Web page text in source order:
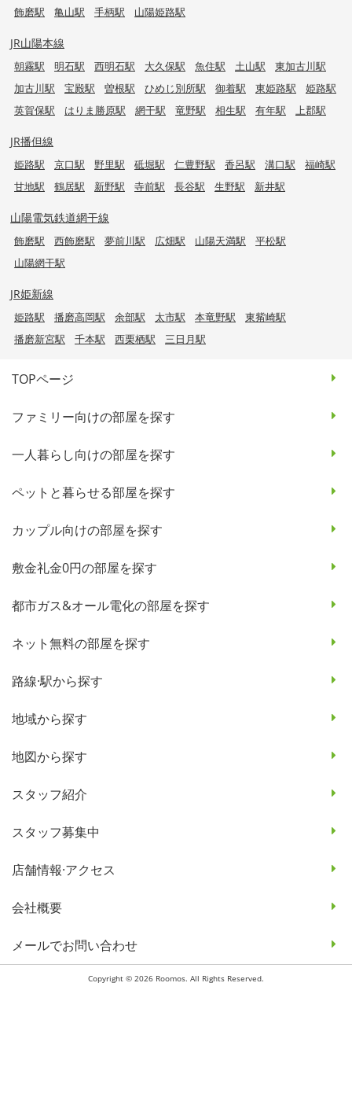
飾磨駅
亀山駅 手柄駅 山陽姫路駅
JR山陽本線
朝霧駅 明石駅 西明石駅 大久保駅 魚住駅 土山駅
東加古川駅
加古川駅
宝殿駅 曽根駅 ひめじ別所駅 御着駅 東姫路駅
姫路駅
英賀保駅
はりま勝原駅 網干駅 竜野駅 相生駅 有年駅 上郡駅
JR播但線
姫路駅 京口駅 野里駅 砥堀駅 仁豊野駅 香呂駅 溝口駅
福崎駅
甘地駅
鶴居駅 新野駅 寺前駅 長谷駅 生野駅 新井駅
山陽電気鉄道網干線
飾磨駅 西飾磨駅 夢前川駅 広畑駅 山陽天満駅
平松駅
山陽網干駅
JR姫新線
姫路駅 播磨高岡駅 余部駅 太市駅 本竜野駅
東觜崎駅
播磨新宮駅
千本駅 西栗栖駅 三日月駅
TOPページ
ファミリー向けの部屋を探す
一人暮らし向けの部屋を探す
ペットと暮らせる部屋を探す
カップル向けの部屋を探す
敷金礼金0円の部屋を探す
都市ガス&オール電化の部屋を探す
ネット無料の部屋を探す
路線·駅から探す
地域から探す
地図から探す
スタッフ紹介
スタッフ募集中
店舗情報·アクセス
会社概要
メールでお問い合わせ
Copyright © 2026 Roomos. All Rights Reserved.